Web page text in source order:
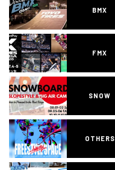
BMX
FMX
SNOW
OTHERS